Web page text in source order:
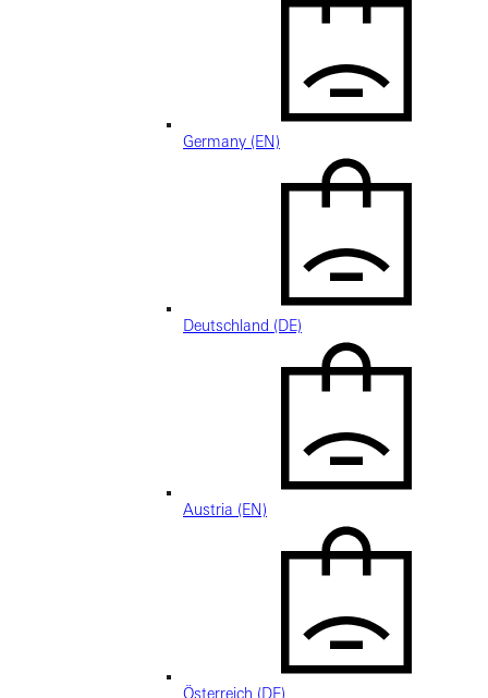
Germany (EN)
Deutschland (DE)
Austria (EN)
Österreich (DE)